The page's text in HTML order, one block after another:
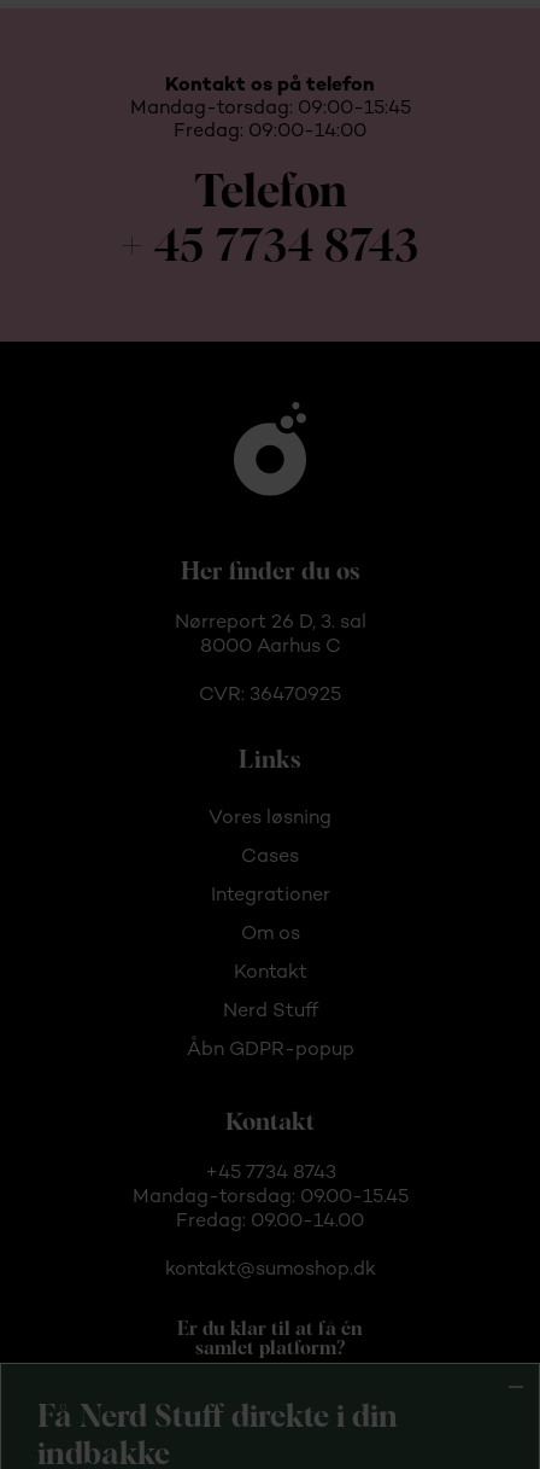
Få Nerd Stuff direkte i din
indbakke
Kontakt os på telefon
Mandag-torsdag: 09:00-15:45
Fredag: 09:00-14:00
Telefon
+ 45 7734 8743
Her finder du os
Nørreport 26 D, 3. sal
8000 Aarhus C
CVR: 36470925
Links
Vores løsning
Cases
Integrationer
Om os
Kontakt
Nerd Stuff
Åbn GDPR-popup
Kontakt
+45 7734 8743
Mandag-torsdag: 09.00-15.45
Fredag: 09.00-14.00
kontakt@sumoshop.dk
Er du klar til at få én
samlet platform?